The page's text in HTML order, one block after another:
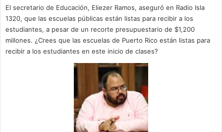
El secretario de Educación, Eliezer Ramos, aseguró en Radio Isla
1320, que las escuelas públicas están listas para recibir a los
estudiantes, a pesar de un recorte presupuestario de $1,200
millones. ¿Crees que las escuelas de Puerto Rico están listas para
recibir a los estudiantes en este inicio de clases?